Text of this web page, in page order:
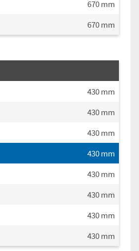
670mm
670mm
430mm
430mm
430mm
430mm
430mm
430mm
430mm
430mm